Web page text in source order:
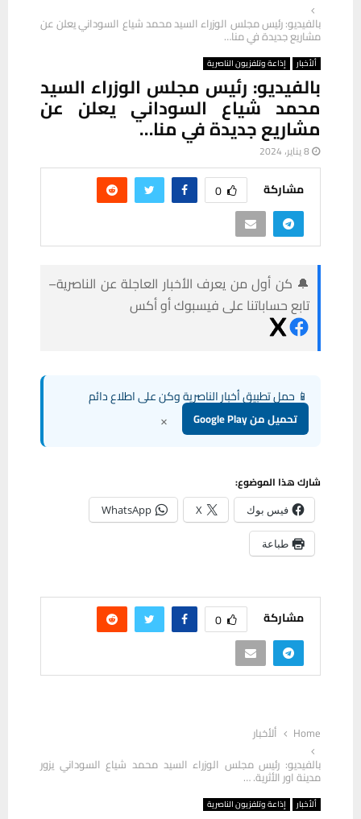
بالفيديو: رئيس مجلس الوزراء السيد محمد شياع السوداني يعلن عن
مشاريع جديدة في منا…
ألأخبار إذاعة وتلفزيون الناصرية
بالفيديو: رئيس مجلس الوزراء السيد
محمد شياع السوداني يعلن عن
مشاريع جديدة في منا…
8 يناير، 2024
مشاركة 0
🔔 كن أول من يعرف الأخبار العاجلة عن الناصرية–
تابع حساباتنا على فيسبوك أو أكس
📱 حمل تطبيق أخبار الناصرية وكن على اطلاع دائم
تحميل من Google Play ×
شارك هذا الموضوع:
فيس بوك X
WhatsApp
طباعة
مشاركة 0
Home
ألأخبار
بالفيديو: رئيس مجلس الوزراء السيد محمد شياع السوداني يزور
مدينة اور الأثرية. …
ألأخبار إذاعة وتلفزيون الناصرية